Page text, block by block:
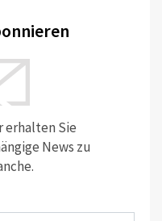
Sie
News zu